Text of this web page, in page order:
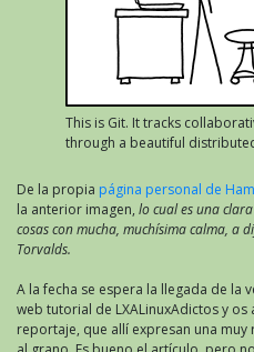
This is Git. It tracks
through a beautiful
De la propia página personal de
la anterior imagen, lo cual es una
cosas con mucha, muchísima calma, a
Torvalds.
A la fecha se espera la llegada de la
web tutorial de LXALinuxAdictos y
reportaje, que allí expresan una